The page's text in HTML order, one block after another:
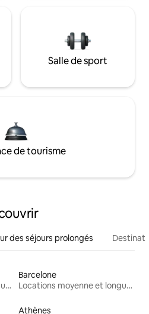
Salle de sport
de tourisme
des séjours prolongés
Locations moyenne et longue durée
Barcelone
Locations moyenne et longue durée
Athènes